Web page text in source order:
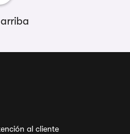
al cliente